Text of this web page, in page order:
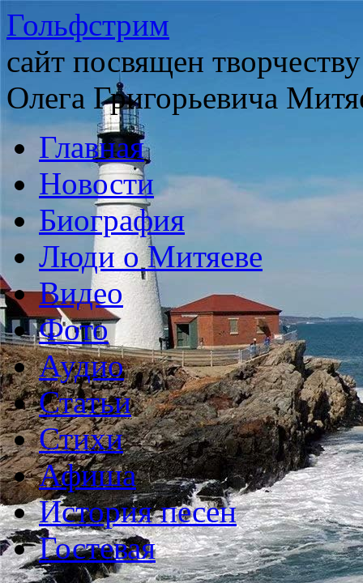
Гольфстрим
сайт посвящен
Олега Григорьевича
Главная
Новости
Биография
Люди о Митяеве
Видео
Фото
Аудио
Статьи
Стихи
Афиша
История песен
Гостевая